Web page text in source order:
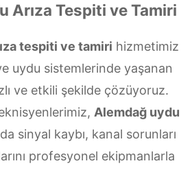
Arıza Tespiti ve Tamiri
tespiti ve tamiri hizmetimiz
uydu sistemlerinde yaşanan
ve etkili şekilde çözüyoruz.
Alemdağ uydu
sinyal kaybı, kanal sorunları
profesyonel ekipmanlarla